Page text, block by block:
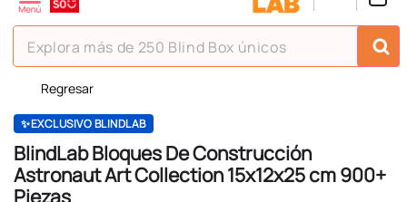
Explora más de 250 Blind Box únicos
Regresar
✨EXCLUSIVO BLINDLAB
BlindLab Bloques De Construcción
Astronaut Art Collection 15x12x25 cm 900+
Piezas
TÉRMINOS MÁS BUSCADOS
1.
hello kitty
2 .
spiderman
3.
peluche